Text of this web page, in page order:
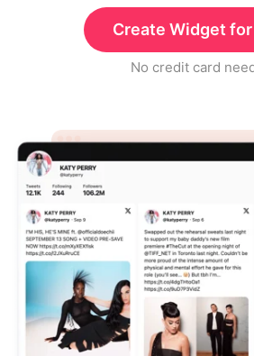
Create Widget
No credit card